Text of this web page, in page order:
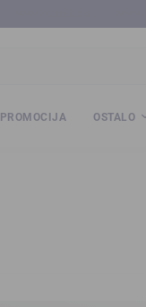
PROMOCIJA OSTALO